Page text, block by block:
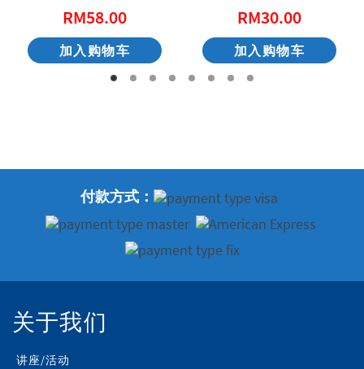
RM58.00
加入购物车
RM30.00
加入购物车
付款方式：
关于我们
讲座/活动